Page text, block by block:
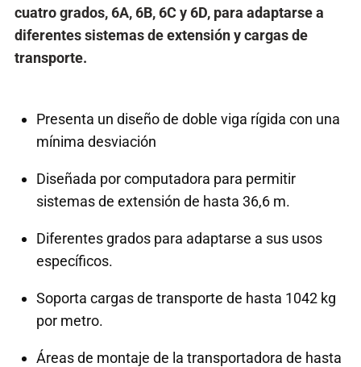
cuatro grados, 6A, 6B, 6C y 6D, para adaptarse a
diferentes sistemas de extensión y cargas de
transporte.
Presenta un diseño de doble viga rígida con una
mínima desviación
Diseñada por computadora para permitir
sistemas de extensión de hasta 36,6 m.
Diferentes grados para adaptarse a sus usos
específicos.
Soporta cargas de transporte de hasta 1042 kg
por metro.
Áreas de montaje de la transportadora de hasta